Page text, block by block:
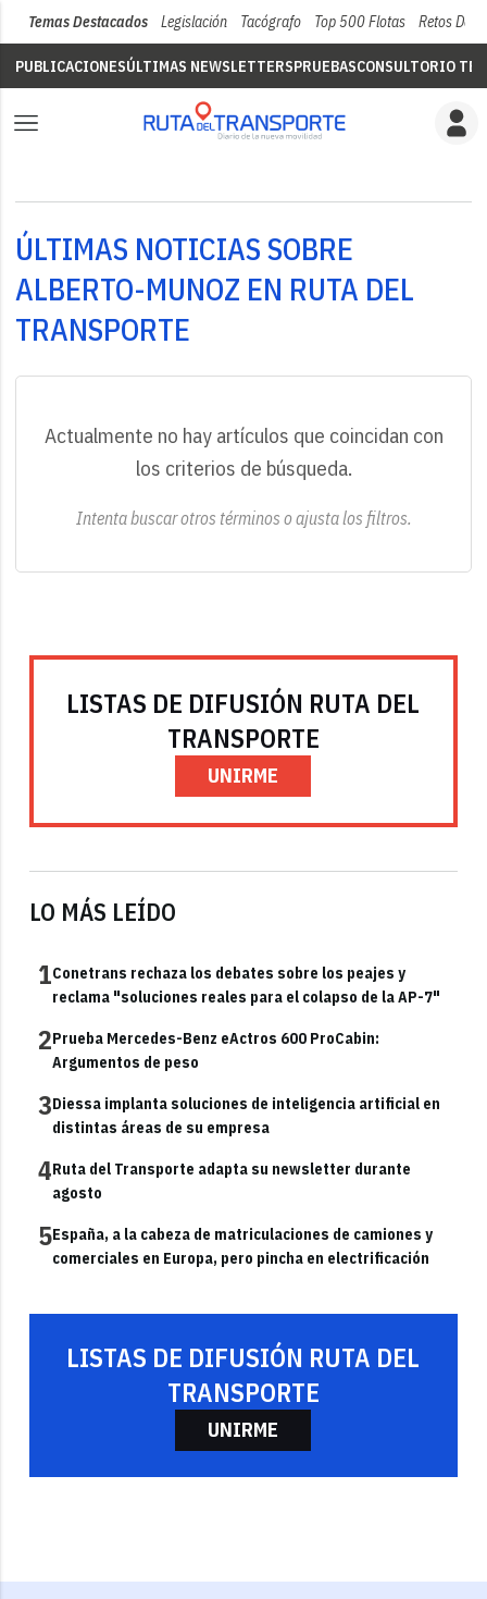
Temas Destacados Legislación Tacógrafo Top 500 Flotas Retos Del
PUBLICACIONESÚLTIMAS NEWSLETTERSPRUEBASCONSULTORIO
ÚLTIMAS NOTICIAS SOBRE
ALBERTO-MUNOZ EN RUTA DEL
TRANSPORTE
Actualmente no hay artículos que coincidan con
los criterios de búsqueda.
Intenta buscar otros términos o ajusta los filtros.
LISTAS DE DIFUSIÓN RUTA DEL
TRANSPORTE
UNIRME
LO MÁS LEÍDO
1Conetrans rechaza los debates sobre los peajes y
reclama "soluciones reales para el colapso de la AP-7"
2Prueba Mercedes-Benz eActros 600 ProCabin:
Argumentos de peso
3Diessa implanta soluciones de inteligencia artificial en
distintas áreas de su empresa
4Ruta del Transporte adapta su newsletter durante
agosto
5España, a la cabeza de matriculaciones de camiones y
comerciales en Europa, pero pincha en electrificación
LISTAS DE DIFUSIÓN RUTA DEL
TRANSPORTE
UNIRME